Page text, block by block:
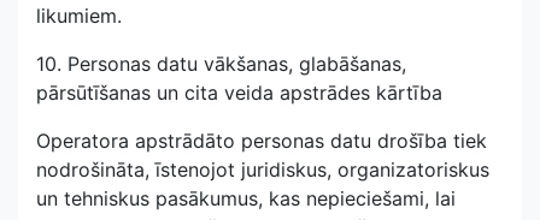
likumiem.
10. Personas datu vākšanas, glabāšanas,
pārsūtīšanas un cita veida apstrādes kārtība
Operatora apstrādāto personas datu drošība tiek
nodrošināta, īstenojot juridiskus, organizatoriskus
un tehniskus pasākumus, kas nepieciešami, lai